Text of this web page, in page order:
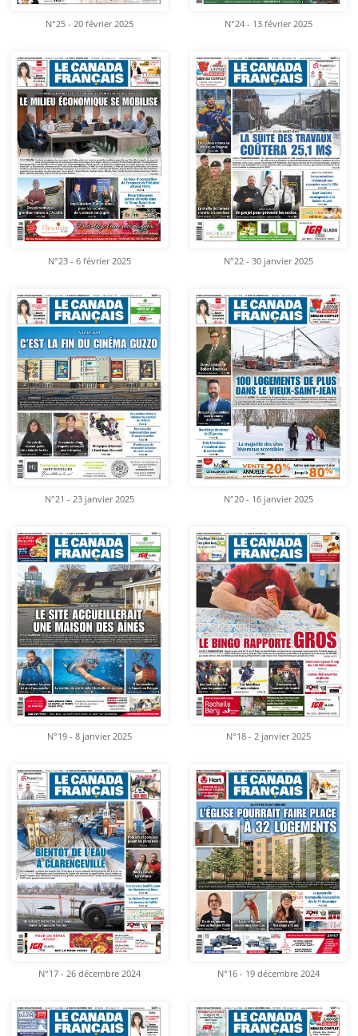
N°25 - 20 février 2025 N°24 - 13 février 2025
N°23 - 6 février 2025 N°22 - 30 janvier 2025
N°21 - 23 janvier 2025 N°20 - 16 janvier 2025
N°19 - 8 janvier 2025 N°18 - 2 janvier 2025
N°17 - 26 décembre 2024 N°16 - 19 décembre 2024